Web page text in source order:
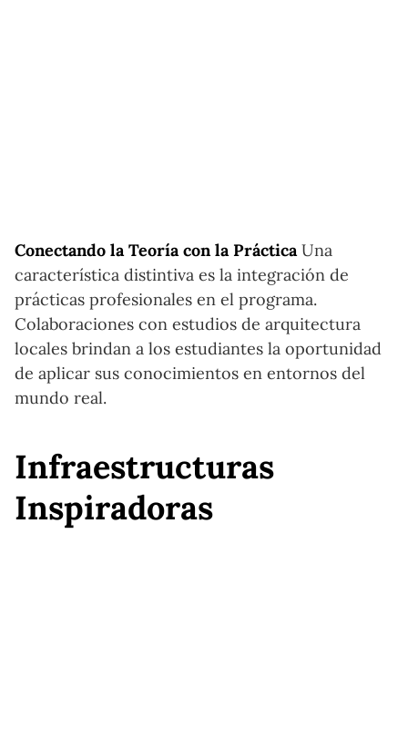
Conectando la Teoría con la PrácticaUna
característica distintiva es la integración de
prácticas profesionales en el programa.
Colaboraciones con estudios de arquitectura
locales brindan a los estudiantes la oportunidad
de aplicar sus conocimientos en entornos del
mundo real.
Infraestructuras
Inspiradoras